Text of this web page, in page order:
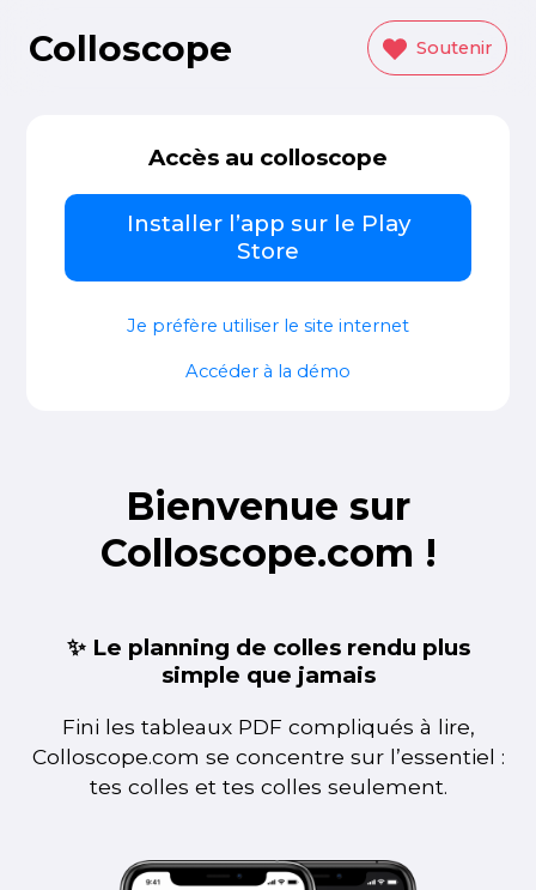
Colloscope Soutenir
Accès au colloscope
Installer l’app sur le Play
Store
Je préfère utiliser le site internet
Accéder à la démo
Bienvenue sur
Colloscope.com !
✨ Le planning de colles rendu plus
simple que jamais
Fini les tableaux PDF compliqués à lire,
Colloscope.com se concentre sur l’essentiel :
tes colles et tes colles seulement.